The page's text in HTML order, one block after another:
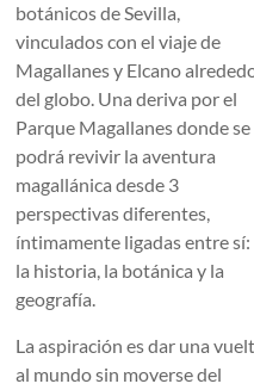
botánicos de Sevilla,
vinculados con el viaje de
Magallanes y Elcano
del globo. Una deriva por el
Parque Magallanes donde se
podrá revivir la aventura
magallánica desde 3
perspectivas diferentes,
íntimamente ligadas entre sí:
la historia, la botánica y la
geografía.
La aspiración es dar una
al mundo sin moverse del